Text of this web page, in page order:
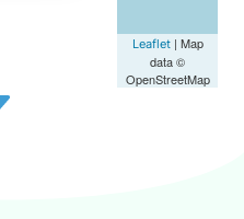
Leaflet| Map
data ©
OpenStreetMap